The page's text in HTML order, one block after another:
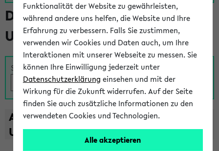
Das Lehrangebot der
Universität Bielefeld
Suche
A B C D E F G H I J K L M N O
U
V W X Y
Z
Funktionalität der Website zu gewährleisten,
während andere uns helfen, die Website und Ihre
Erfahrung zu verbessern. Falls Sie zustimmen,
verwenden wir Cookies und Daten auch, um Ihre
Interaktionen mit unserer Webseite zu messen. Sie
können Ihre Einwilligung jederzeit unter
Datenschutzerklärung einsehen und mit der
Wirkung für die Zukunft widerrufen. Auf der Seite
finden Sie auch zusätzliche Informationen zu den
verwendeten Cookies und Technologien.
Alle akzeptieren